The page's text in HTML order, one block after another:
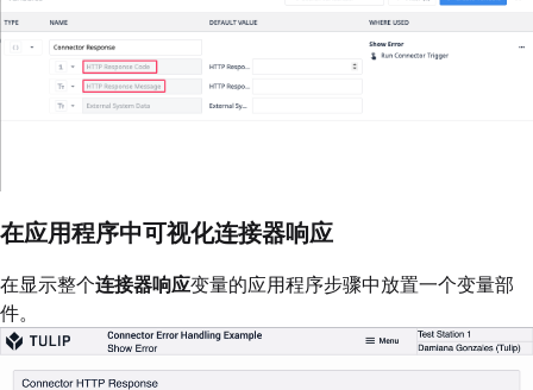
在应用程序中可视化连接器响应
在显示整个连接器响应变量的应用程序步骤中放置一个变量部
件。